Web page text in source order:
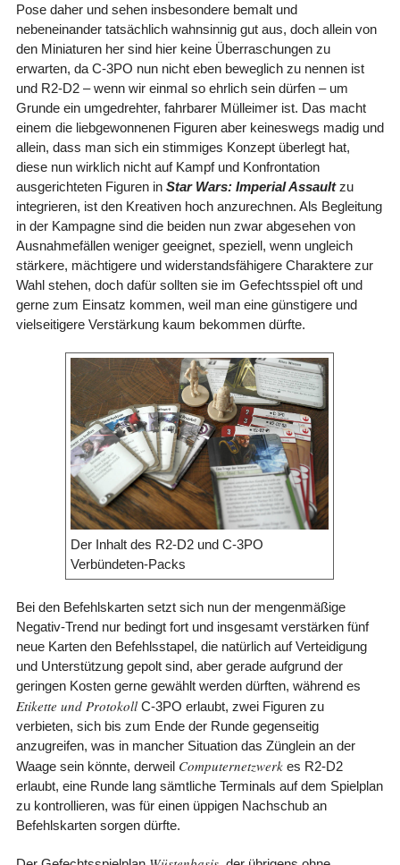
Pose daher und sehen insbesondere bemalt und
nebeneinander tatsächlich wahnsinnig gut aus, doch allein von
den Miniaturen her sind hier keine Überraschungen zu
erwarten, da C-3PO nun nicht eben beweglich zu nennen ist
und R2-D2 – wenn wir einmal so ehrlich sein dürfen – um
Grunde ein umgedrehter, fahrbarer Mülleimer ist. Das macht
einem die liebgewonnenen Figuren aber keineswegs madig und
allein, dass man sich ein stimmiges Konzept überlegt hat,
diese nun wirklich nicht auf Kampf und Konfrontation
ausgerichteten Figuren in Star Wars: Imperial Assaultzu
integrieren, ist den Kreativen hoch anzurechnen. Als Begleitung
in der Kampagne sind die beiden nun zwar abgesehen von
Ausnahmefällen weniger geeignet, speziell, wenn ungleich
stärkere, mächtigere und widerstandsfähigere Charaktere zur
Wahl stehen, doch dafür sollten sie im Gefechtsspiel oft und
gerne zum Einsatz kommen, weil man eine günstigere und
vielseitigere Verstärkung kaum bekommen dürfte.
Der Inhalt des R2-D2 und C-3PO
Verbündeten-Packs
Bei den Befehlskarten setzt sich nun der mengenmäßige
Negativ-Trend nur bedingt fort und insgesamt verstärken fünf
neue Karten den Befehlsstapel, die natürlich auf Verteidigung
und Unterstützung gepolt sind, aber gerade aufgrund der
geringen Kosten gerne gewählt werden dürften, während es
Etikette und ProtokollC-3PO erlaubt, zwei Figuren zu
verbieten, sich bis zum Ende der Runde gegenseitig
anzugreifen, was in mancher Situation das Zünglein an der
Waage sein könnte, derweil Computernetzwerkes R2-D2
erlaubt, eine Runde lang sämtliche Terminals auf dem Spielplan
zu kontrollieren, was für einen üppigen Nachschub an
Befehlskarten sorgen dürfte.